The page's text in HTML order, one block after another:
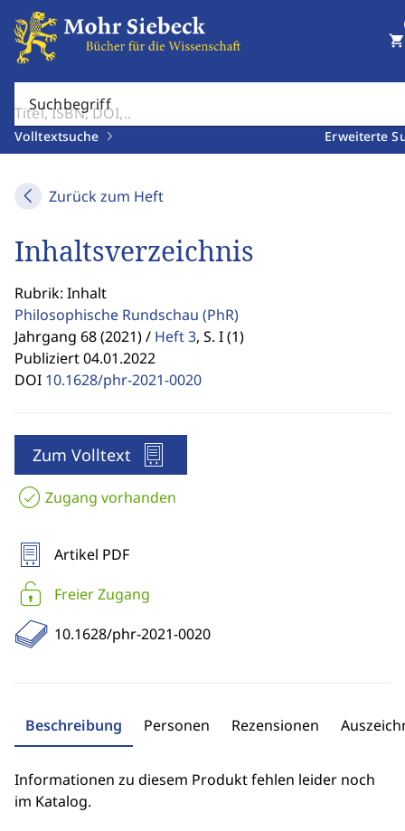
Suchbegriff
Volltextsuche Erweiterte
shopping_cart
Zurück zum Heft
Inhaltsverzeichnis
Rubrik: Inhalt
Philosophische Rundschau (PhR)
Jahrgang 68 (2021) / Heft 3, S. I (1)
Publiziert 04.01.2022
DOI 10.1628/phr-2021-0020
Zum Volltext
Zugang vorhanden
Artikel PDF
Freier Zugang
10.1628/phr-2021-0020
Beschreibung Personen Rezensionen
Informationen zu diesem Produkt fehlen leider noch
im Katalog.